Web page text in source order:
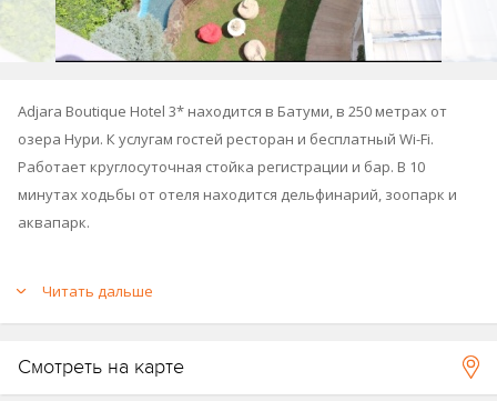
Adjara Boutique Hotel 3* находится в Батуми, в 250 метрах от
озера Нури. К услугам гостей ресторан и бесплатный Wi-Fi.
Работает круглосуточная стойка регистрации и бар. В 10
минутах ходьбы от отеля находится дельфинарий, зоопарк и
аквапарк.
Читать дальше
Смотреть на карте